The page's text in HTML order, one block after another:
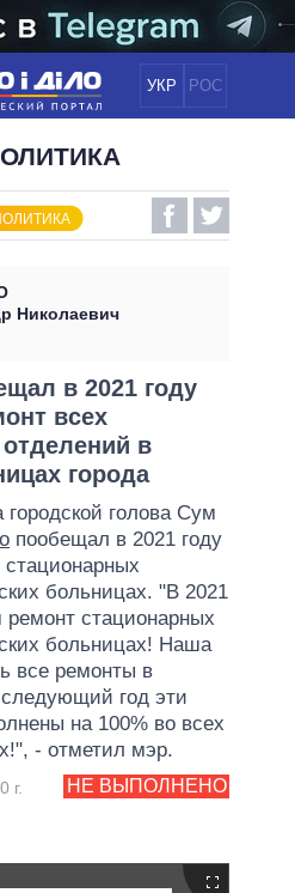
УКР РОС
ПОЛИТИКА
ЭКОНОМИКА
МИР
ПОЛИТИКОВ
Николаевич
в 2021 году
всех
в
города
городской голова Сум
пообещал в 2021 году
больницах. "В 2021
стационарных
больницах! Наша
все ремонты в
год эти
на 100% во всех
- отметил мэр.
НЕ ВЫПОЛНЕНО
г.